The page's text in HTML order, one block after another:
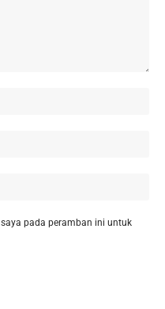
pada peramban ini untuk